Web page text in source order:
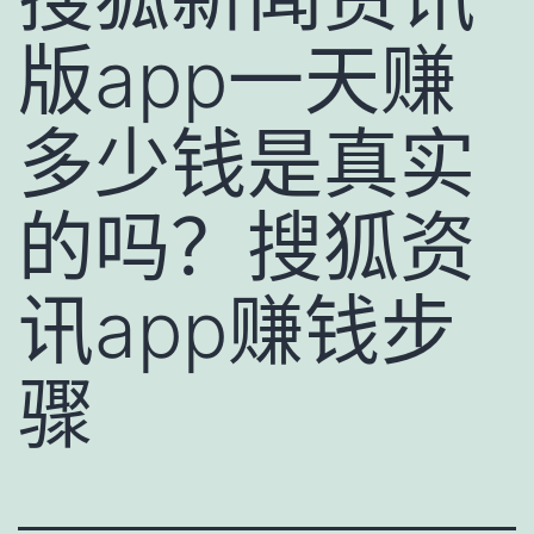
版app一天赚
多少钱是真实
的吗？搜狐资
讯app赚钱步
骤